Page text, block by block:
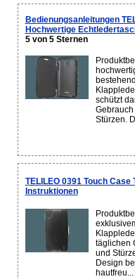
Bedienungsanleitungen
Hochwertige
5 von 5 Sternen
schützt
Stürzen.
TELILEO 0391 Touch Case
Instruktionen
täglichen
und
Design
hautfreu...